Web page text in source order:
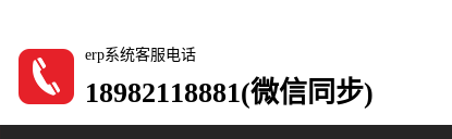
erp系统客服电话
18982118881(微信同步)